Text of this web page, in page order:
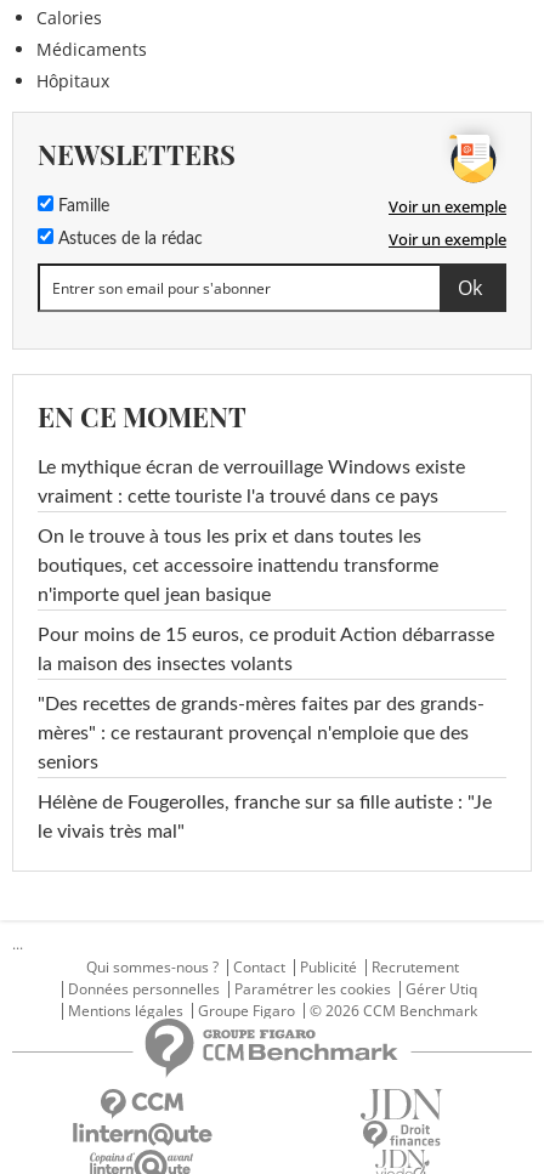
Calories
Médicaments
Hôpitaux
NEWSLETTERS
Famille Voir un exemple
Astuces de la rédac Voir un exemple
EN CE MOMENT
Le mythique écran de verrouillage Windows existe
vraiment : cette touriste l'a trouvé dans ce pays
On le trouve à tous les prix et dans toutes les
boutiques, cet accessoire inattendu transforme
n'importe quel jean basique
Pour moins de 15 euros, ce produit Action débarrasse
la maison des insectes volants
"Des recettes de grands-mères faites par des grands-
mères" : ce restaurant provençal n'emploie que des
seniors
Hélène de Fougerolles, franche sur sa fille autiste : "Je
le vivais très mal"
...
Qui sommes-nous ?
Contact Publicité
Recrutement
Données personnelles
Paramétrer les cookies
Gérer Utiq
Mentions légales
Groupe Figaro © 2026 CCM Benchmark